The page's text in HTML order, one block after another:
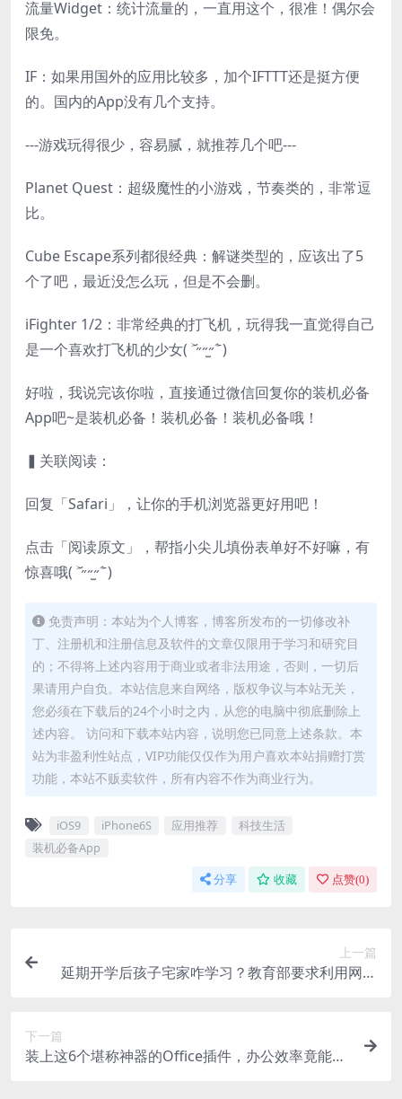
流量Widget：统计流量的，一直用这个，很准！偶尔会
限免。
IF：如果用国外的应用比较多，加个IFTTT还是挺方便
的。国内的App没有几个支持。
---游戏玩得很少，容易腻，就推荐几个吧---
Planet Quest：超级魔性的小游戏，节奏类的，非常逗
比。
Cube Escape系列都很经典：解谜类型的，应该出了5
个了吧，最近没怎么玩，但是不会删。
iFighter 1/2：非常经典的打飞机，玩得我一直觉得自己
是一个喜欢打飞机的少女( ˃᷄˶˶̫˶˂᷅ )
好啦，我说完该你啦，直接通过微信回复你的装机必备
App吧~是装机必备！装机必备！装机必备哦！
▍关联阅读：
回复「Safari」，让你的手机浏览器更好用吧！
点击「阅读原文」，帮指小尖儿填份表单好不好嘛，有
惊喜哦( ˃᷄˶˶̫˶˂᷅ )
免责声明：本站为个人博客，博客所发布的一切修改补
丁、注册机和注册信息及软件的文章仅限用于学习和研究目
的；不得将上述内容用于商业或者非法用途，否则，一切后
果请用户自负。本站信息来自网络，版权争议与本站无关，
您必须在下载后的24个小时之内，从您的电脑中彻底删除上
述内容。 访问和下载本站内容，说明您已同意上述条款。本
站为非盈利性站点，VIP功能仅仅作为用户喜欢本站捐赠打赏
功能，本站不贩卖软件，所有内容不作为商业行为。
iOS9 iPhone6S 应用推荐
科技生活
装机必备App
分享 收藏 点赞(0)
上一篇
延期开学后孩子宅家咋学习？教育部要求利用网络
下一篇
装上这6个堪称神器的Office插件，办公效率竟能提